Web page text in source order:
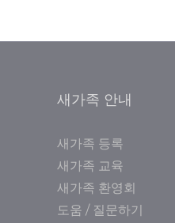
새가족 안내
새가족 등록
새가족 교육
새가족 환영회
도움 / 질문하기